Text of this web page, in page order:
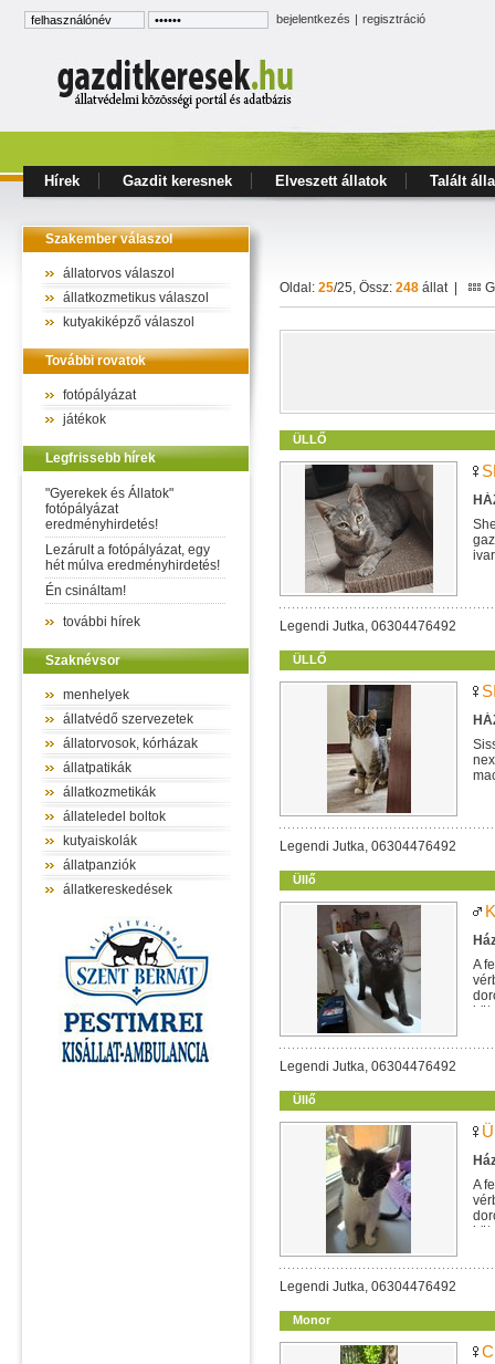
bejelentkezés | regisztráció
Hírek Gazdit keresnek Elveszett állatok Talált
Szakember válaszol
állatorvos válaszol
állatkozmetikus válaszol
kutyakiképző válaszol
További rovatok
fotópályázat
játékok
Legfrissebb hírek
"Gyerekek és Állatok"
fotópályázat
eredményhirdetés!
Lezárult a fotópályázat, egy
hét múlva eredményhirdetés!
Én csináltam!
további hírek
Szaknévsor
menhelyek
állatvédő szervezetek
állatorvosok, kórházak
állatpatikák
állatkozmetikák
állateledel boltok
kutyaiskolák
állatpanziók
állatkereskedések
Oldal: 25/25, Össz: 248 állat |
ÜLLŐ
Legendi Jutka, 06304476492
ÜLLŐ
Legendi Jutka, 06304476492
Üllő
A
Legendi Jutka, 06304476492
Üllő
A
Legendi Jutka, 06304476492
Monor